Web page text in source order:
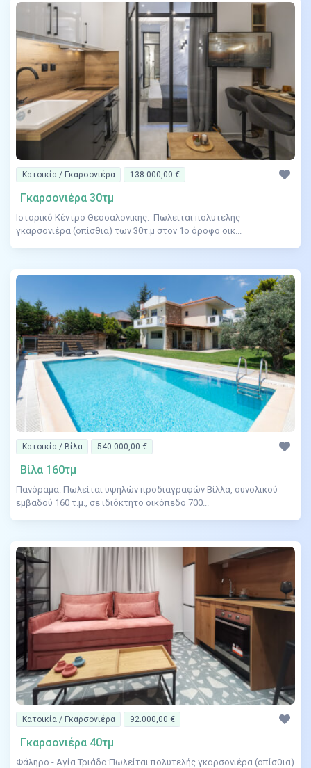
Κατοικία / Γκαρσονιέρα 138.000,00 €
Γκαρσονιέρα 30τμ
Ιστορικό Κέντρο Θεσσαλονίκης: Πωλείται πολυτελής
γκαρσονιέρα (οπίσθια) των 30τ.μ στον 1ο όροφο οικ...
Κατοικία / Βίλα 540.000,00 €
Βίλα 160τμ
Πανόραμα: Πωλείται υψηλών προδιαγραφών Βίλλα, συνολικού
εμβαδού 160 τ.μ., σε ιδιόκτητο οικόπεδο 700...
Κατοικία / Γκαρσονιέρα 92.000,00 €
Γκαρσονιέρα 40τμ
Φάληρο - Αγία Τριάδα:Πωλείται πολυτελής γκαρσονιέρα (οπίσθια)